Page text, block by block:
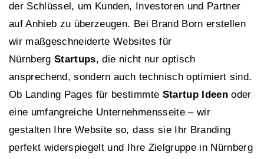
der Schlüssel, um Kunden, Investoren und Partner
auf Anhieb zu überzeugen. Bei Brand Born erstellen
wir maßgeschneiderte Websites für
Nürnberg Startups, die nicht nur optisch
ansprechend, sondern auch technisch optimiert sind.
Ob Landing Pages für bestimmte Startup Ideenoder
eine umfangreiche Unternehmensseite – wir
gestalten Ihre Website so, dass sie Ihr Branding
perfekt widerspiegelt und Ihre Zielgruppe in Nürnberg